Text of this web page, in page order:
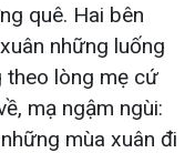
quê. Hai bên
những luống
theo lòng mẹ cứ
mạ ngậm ngùi:
mùa xuân đi